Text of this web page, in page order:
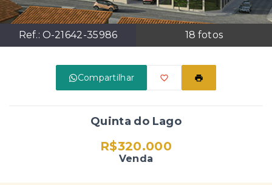
Ref.: O-21642-35986 18 fotos
Compartilhar
Quinta do Lago
R$320.000
Venda